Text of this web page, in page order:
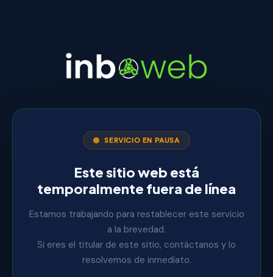
SERVICIO EN PAUSA
Este sitio web está
temporalmente fuera de línea
Estamos trabajando para restablecer este servicio
a la brevedad.
Si eres el titular de este sitio, contáctanos y lo
resolvemos de inmediato.